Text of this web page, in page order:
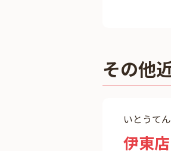
その他
いとうてん
伊東店